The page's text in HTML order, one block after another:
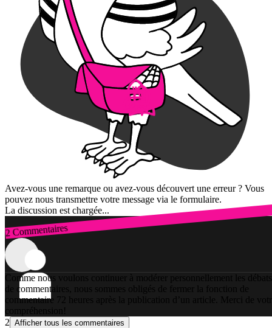
Avez-vous une remarque ou avez-vous découvert une erreur ? Vous
pouvez nous transmettre votre message via le formulaire.
La discussion est chargée...
2 Commentaires
Connexion
Comme nous voulons continuer à modérer personnellement les débats
de commentaires, nous sommes obligés de fermer la fonction de
commentaire 72 heures après la publication d’un article. Merci de
compréhension!
2 Afficher tous les commentaires